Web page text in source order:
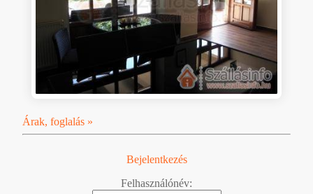
Árak, foglalás »
Bejelentkezés
Felhasználónév: